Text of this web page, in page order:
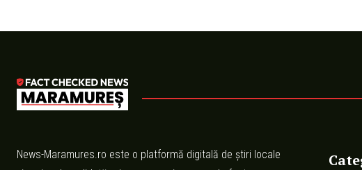
News-Maramures.ro este o platformă digitală de știri locale